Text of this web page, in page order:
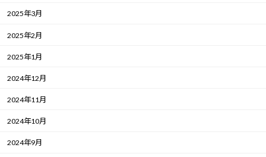
2025年3月
2025年2月
2025年1月
2024年12月
2024年11月
2024年10月
2024年9月